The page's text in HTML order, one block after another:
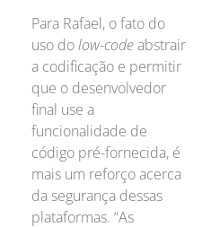
Para Rafael, o fato do
uso dolow-codeabstrair
a codificação e permitir
que o desenvolvedor
final use a
funcionalidade de
código pré-fornecida, é
mais um reforço acerca
da segurança dessas
plataformas. “As